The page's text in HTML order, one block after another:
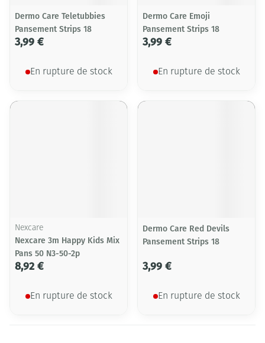
Dermo Care Teletubbies
Pansement Strips 18
3,99 €
En rupture de stock
Dermo Care Emoji
Pansement Strips 18
3,99 €
En rupture de stock
Nexcare
Nexcare 3m Happy Kids Mix
Pans 50 N3-50-2p
8,92 €
En rupture de stock
Dermo Care Red Devils
Pansement Strips 18
3,99 €
En rupture de stock